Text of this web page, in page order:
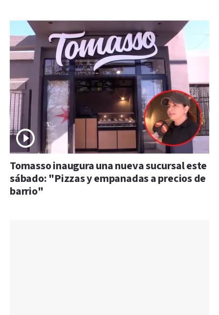
Tomasso inaugura una nueva sucursal este
sábado: "Pizzas y empanadas a precios de
barrio"